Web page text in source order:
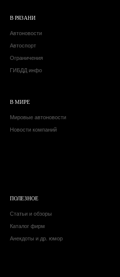
В РЯЗАНИ
Автоновости
Автоспорт
Ограничения
ГИБДД инфо
В МИРЕ
Мировые автоновости
Новости компаний
ПОЛЕЗНОЕ
Статьи и обзоры
Каталог фирм
Анекдоты и др. юмор